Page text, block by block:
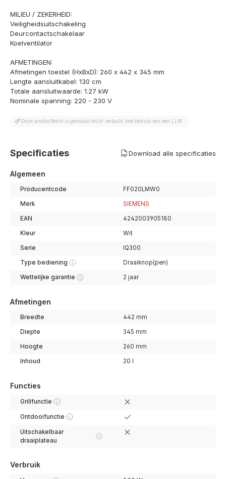
MILIEU / ZEKERHEID:
Veiligheidsuitschakeling
Deurcontactschakelaar
Koelventilator
AFMETINGEN:
Afmetingen toestel (HxBxD): 260 x 442 x 345 mm
Lengte aansluitkabel: 130 cm
Totale aansluitwaarde: 1.27 kW
Nominale spanning: 220 - 230 V
Deze producttekst is gemaakt en/of vertaald met behulp van een LLM.
Specificaties Download alle specificaties
Algemeen
Producentcode FF020LMW0
Merk SIEMENS
EAN 4242003905180
Kleur Wit
Serie IQ300
Type bediening Draaiknop(pen)
Wettelijke garantie 2 jaar
Afmetingen
Breedte 442 mm
Diepte 345 mm
Hoogte 260 mm
Inhoud 20 l
Functies
Grillfunctie
Ontdooifunctie
Uitschakelbaar
draaiplateau
Verbruik